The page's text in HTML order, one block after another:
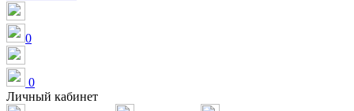
0
0
Личный кабинет